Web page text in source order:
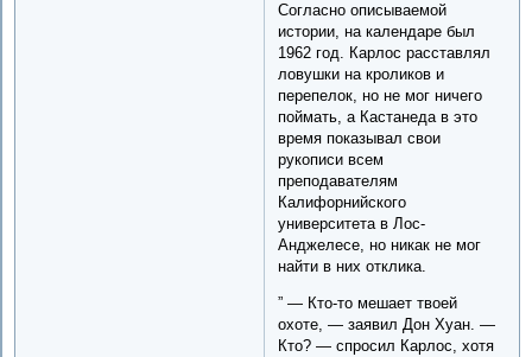
Согласно описываемой
истории, на календаре был
1962 год. Карлос расставлял
ловушки на кроликов и
перепелок, но не мог ничего
поймать, а Кастанеда в это
время показывал свои
рукописи всем
преподавателям
Калифорнийского
университета в Лос-
Анджелесе, но никак не мог
найти в них отклика.
” — Кто-то мешает твоей
охоте, — заявил Дон Хуан. —
Кто? — спросил Карлос, хотя